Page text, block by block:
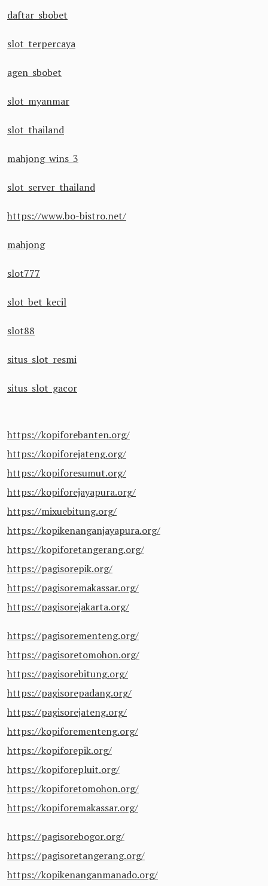
daftar sbobet
slot terpercaya
agen sbobet
slot myanmar
slot thailand
mahjong wins 3
slot server thailand
https://www.bo-bistro.net/
mahjong
slot777
slot bet kecil
slot88
situs slot resmi
situs slot gacor
https://kopiforebanten.org/
https://kopiforejateng.org/
https://kopiforesumut.org/
https://kopiforejayapura.org/
https://mixuebitung.org/
https://kopikenanganjayapura.org/
https://kopiforetangerang.org/
https://pagisorepik.org/
https://pagisoremakassar.org/
https://pagisorejakarta.org/
https://pagisorementeng.org/
https://pagisoretomohon.org/
https://pagisorebitung.org/
https://pagisorepadang.org/
https://pagisorejateng.org/
https://kopiforementeng.org/
https://kopiforepik.org/
https://kopiforepluit.org/
https://kopiforetomohon.org/
https://kopiforemakassar.org/
https://pagisorebogor.org/
https://pagisoretangerang.org/
https://kopikenanganmanado.org/